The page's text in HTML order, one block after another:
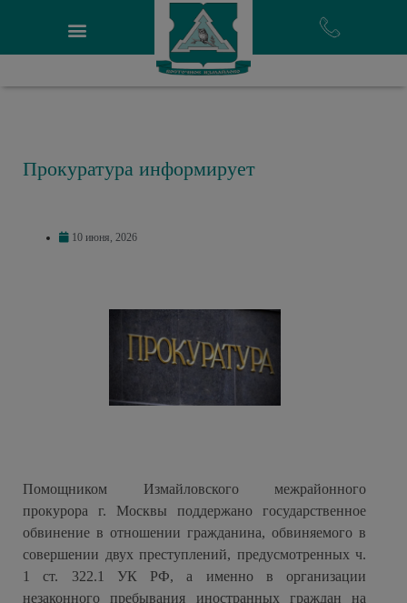
Прокуратура информирует
10 июня, 2026
Помощником Измайловского межрайонного
прокурора г. Москвы поддержано государственное
обвинение в отношении гражданина, обвиняемого в
совершении двух преступлений, предусмотренных ч.
1 ст. 322.1 УК РФ, а именно в организации
незаконного пребывания иностранных граждан на